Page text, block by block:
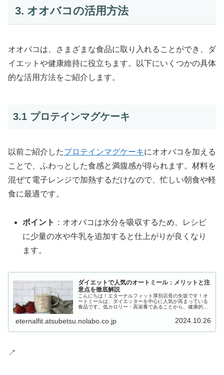
3. オオバコの活用方法
オオバコは、さまざまな食品に取り入れることができ、ダ
イエットや健康維持に役立ちます。以下にいくつかの具体
的な活用方法をご紹介します。
3.1 プロテインマグケーキ
以前ご紹介したプロテインマグケーキにオオバコを加える
ことで、ふわっとした食感と満腹感が得られます。材料を
混ぜて電子レンジで加熱するだけなので、忙しい朝食や軽
食に最適です。
ポイント ：オオバコは水分を吸収するため、レシピ
に少量の水や牛乳を追加すると仕上がりが良くなり
ます。
ダイエットで人気のオートミール：メリットと注
意点を徹底解説
こんにちは！エターナルフィット厚別店長の矢坂です！オ
ートミールは、ダイエッターを中心に人気が高まっている
食品です。低カロリー・高栄養であることから、健康的に
今回は、オートミールをダイエット...
eternalfit.atsubetsu.nolabo.co.jp 2024.10.26
↗